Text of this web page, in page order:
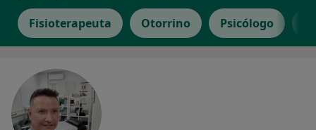
Fisioterapeuta Otorrino Psicólogo